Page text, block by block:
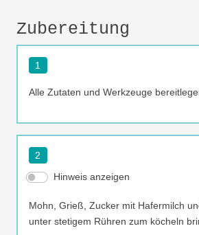
Zubereitung
1
Alle Zutaten und Werkzeuge
2
Hinweis anzeigen
Mohn, Grieß, Zucker mit Hafermilch
unter stetigem Rühren zum köcheln